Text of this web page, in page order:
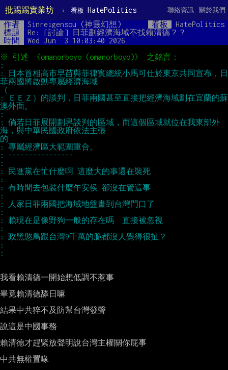
批踢踢實業坊 › 看板 HatePolitics 關於我們
聯絡資訊
作者 Sinreigensou (神靈幻想) 看板
HatePolitics
標題
Re: [討論] 日菲劃經濟海域不找賴清德？？
時間
Wed Jun  3 10:03:40 2026
※ 引述 《omanorboyo (omanorboyo)》 之銘言：
:
: 日本首相高市早苗與菲律賓總統小馬可仕於東京共同宣布，日
菲兩國將啟動專屬經濟海域
（
: ＥＥＺ）的談判，日菲兩國甚至直接把經濟海域劃在宜蘭的蘇
澳外面。
:
: 倘若日菲展開劃界談判的區域，而這個區域就位在我東部外
海，與中華民國政府依法主張
的
: 專屬經濟區大範圍重合。
: ----------------
:
: 民進黨在忙什麼啊 這麼大的事還在裝死
:
: 有時間去包裝什麼午安侯 卻沒在管這事
:
: 人家日菲兩國把海域地盤畫到台灣門口了
:
: 賴現在是像野狗一般的存在嗎  直接被忽視
:
: 政黑憨鳥跟台灣9千萬的脆都沒人覺得很扯？
:
:
我看賴清德一開始想低調不惹事
畢竟賴清德舔日嘛
結果中共猝不及防幫台灣發聲
說這是中國事務
賴清德才趕緊放聲明說台灣主權關你屁事
中共無權置喙